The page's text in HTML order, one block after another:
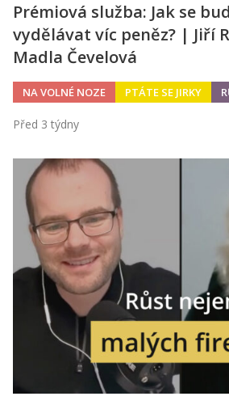
Prémiová služba: Jak se
vydělávat víc peněz? | Jiří
Madla Čevelová
NA VOLNÉ NOZE PTÁTE SE JIRKY
Před 3 týdny